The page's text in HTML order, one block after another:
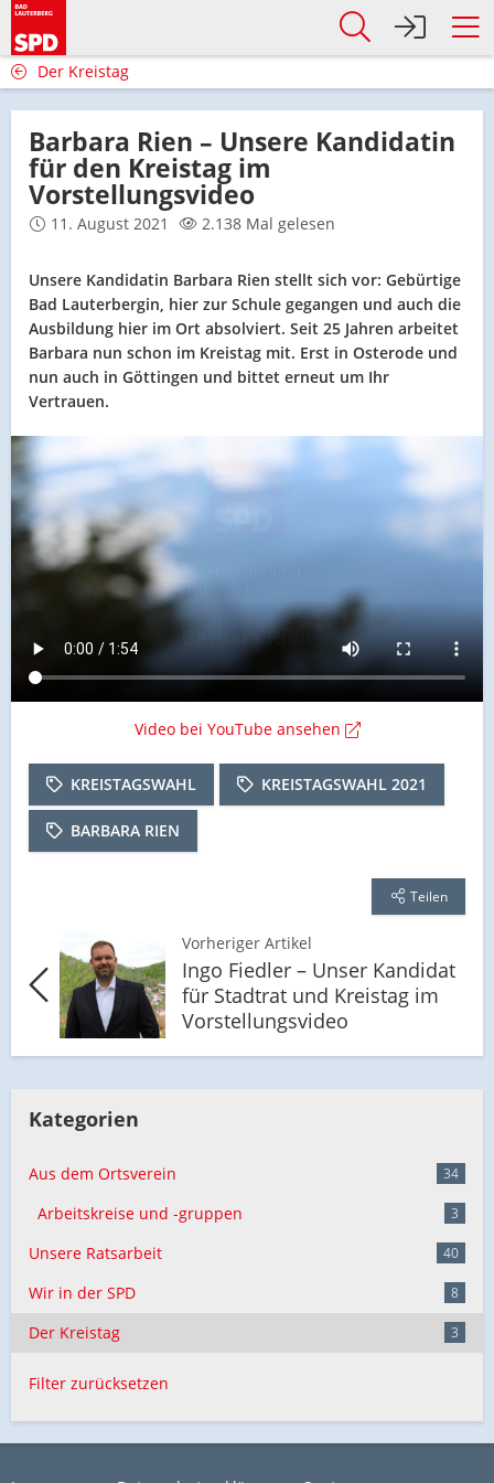
Der Kreistag
Barbara Rien – Unsere Kandidatin
für den Kreistag im
Vorstellungsvideo
11. August 2021 2.138 Mal gelesen
Unsere Kandidatin Barbara Rien stellt sich vor: Gebürtige
Bad Lauterbergin, hier zur Schule gegangen und auch die
Ausbildung hier im Ort absolviert. Seit 25 Jahren arbeitet
Barbara nun schon im Kreistag mit. Erst in Osterode und
nun auch in Göttingen und bittet erneut um Ihr
Vertrauen.
Video bei YouTube ansehen
KREISTAGSWAHL KREISTAGSWAHL 2021
BARBARA RIEN
Teilen
Vorheriger Artikel
Ingo Fiedler – Unser Kandidat
für Stadtrat und Kreistag im
Vorstellungsvideo
Kategorien
Aus dem Ortsverein 34
Arbeitskreise und -gruppen 3
Unsere Ratsarbeit 40
Wir in der SPD 8
Der Kreistag 3
Filter zurücksetzen